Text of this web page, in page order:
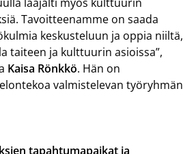
Tavoitteenamme on saada
keskusteluun ja oppia niiltä,
taiteen ja kulttuurin asioissa”,
Kaisa Rönkkö. Hän on
valmistelevan työryhmän
tapahtumapaikat ja